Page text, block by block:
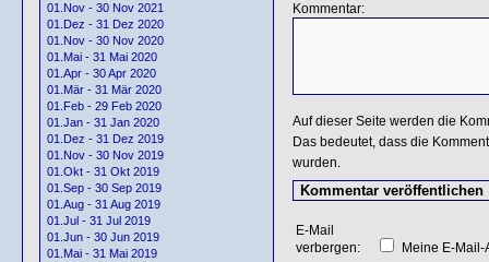
01.Nov - 30 Nov 2021
01.Dez - 31 Dez 2020
01.Nov - 30 Nov 2020
01.Mai - 31 Mai 2020
01.Apr - 30 Apr 2020
01.Mär - 31 Mär 2020
01.Feb - 29 Feb 2020
01.Jan - 31 Jan 2020
01.Dez - 31 Dez 2019
01.Nov - 30 Nov 2019
01.Okt - 31 Okt 2019
01.Sep - 30 Sep 2019
01.Aug - 31 Aug 2019
01.Jul - 31 Jul 2019
01.Jun - 30 Jun 2019
01.Mai - 31 Mai 2019
Kommentar:
Auf dieser Seite werden die
Das bedeutet, dass die
wurden.
E-Mail
verbergen:
Meine E-